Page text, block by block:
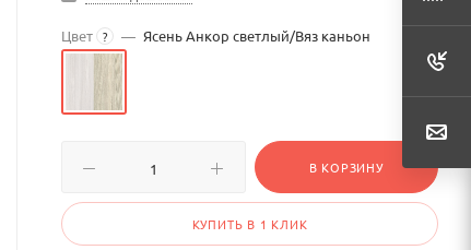
Цвет ? — Ясень Анкор светлый/Вяз каньон
В КОРЗИНУ
КУПИТЬ В 1 КЛИК